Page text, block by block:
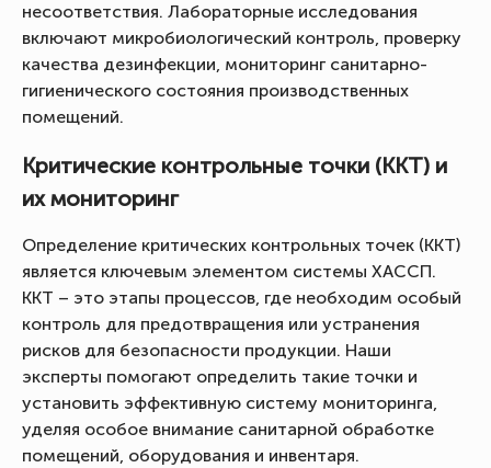
несоответствия. Лабораторные исследования
включают микробиологический контроль, проверку
качества дезинфекции, мониторинг санитарно-
гигиенического состояния производственных
помещений.
Критические контрольные точки (ККТ) и
их мониторинг
Определение критических контрольных точек (ККТ)
является ключевым элементом системы ХАССП.
ККТ – это этапы процессов, где необходим особый
контроль для предотвращения или устранения
рисков для безопасности продукции. Наши
эксперты помогают определить такие точки и
установить эффективную систему мониторинга,
уделяя особое внимание санитарной обработке
помещений, оборудования и инвентаря.